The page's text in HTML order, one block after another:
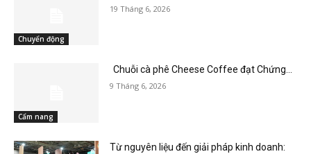
Chuyển động
19 Tháng 6, 2026
Cẩm nang
Chuỗi cà phê Cheese Coffee đạt Chứng...
9 Tháng 6, 2026
Từ nguyên liệu đến giải pháp kinh doanh: